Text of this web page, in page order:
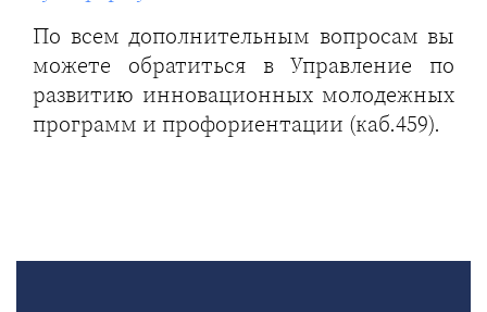
По всем дополнительным вопросам вы
можете обратиться в Управление по
развитию инновационных молодежных
программ и профориентации (каб.459).